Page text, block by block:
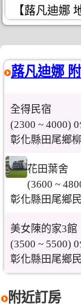
【蕗凡迪娜
蕗凡迪娜
全得民宿
(2300 ~ 4000)
彰化縣田尾鄉
花田葉舍
(3600 ~
彰化縣田尾鄉
美女陳的家3館
(3500 ~ 5500)
彰化縣田尾鄉
附近訂房